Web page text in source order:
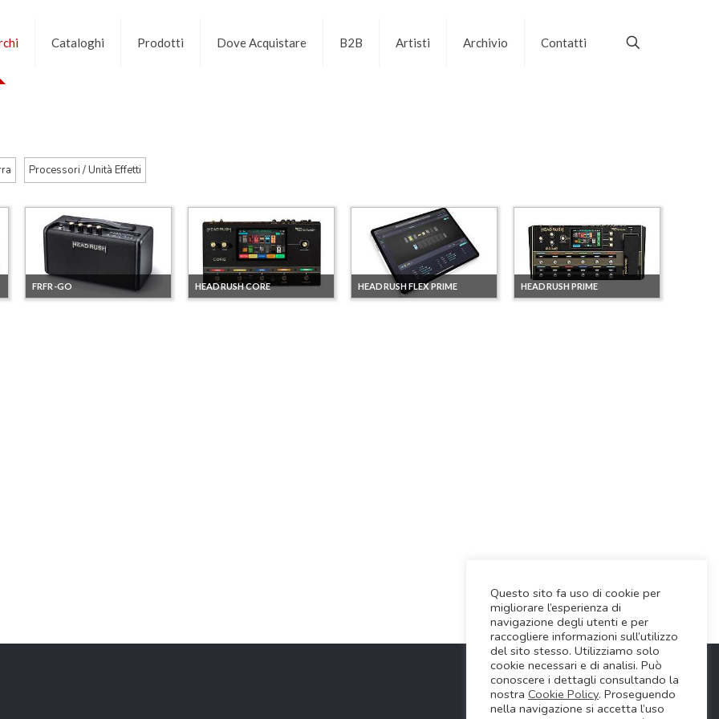
Cataloghi Prodotti Dove Acquistare B2B Artisti Archivio Contatti
Processori / Unità Effetti
FRFR-GO HEADRUSH CORE HEADRUSH FLEX PRIME HEADRUSH PRIME
Questo sito fa uso di cookie per
migliorare l’esperienza di
navigazione degli utenti e per
raccogliere informazioni sull’utilizzo
del sito stesso. Utilizziamo solo
cookie necessari e di analisi. Può
conoscere i dettagli consultando la
nostra Cookie Policy. Proseguendo
nella navigazione si accetta l’uso